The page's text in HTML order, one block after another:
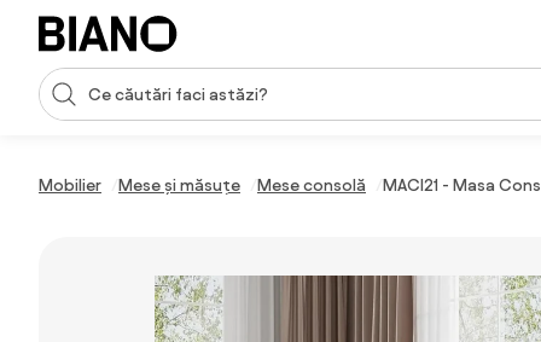
Sari peste navigare, accesează conținutul
Introducerea căutării
Mobilier Mese și măsuțe Mese consolă MACI21 - Masa